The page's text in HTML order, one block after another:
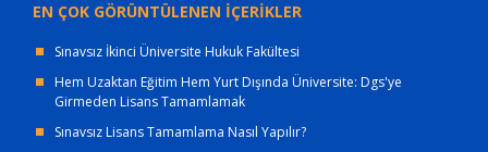
EN ÇOK GÖRÜNTÜLENEN İÇERİKLER
Sınavsız İkinci Üniversite Hukuk Fakültesi
Hem Uzaktan Eğitim Hem Yurt Dışında Üniversite: Dgs'ye
Girmeden Lisans Tamamlamak
Sınavsız Lisans Tamamlama Nasıl Yapılır?